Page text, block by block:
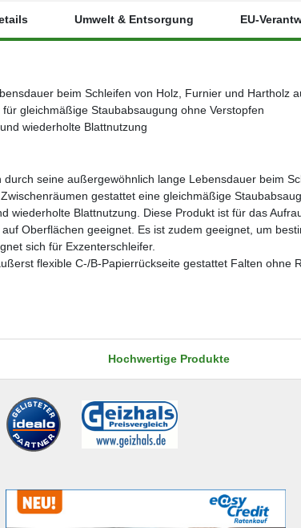
Umwelt & Entsorgung EU-
beim Schleifen von Holz, Furnier und Hartholz
gleichmäßige Staubabsaugung ohne Verstopfen
wiederholte Blattnutzung
seine außergewöhnlich lange Lebensdauer beim
gestattet eine gleichmäßige
wiederholte Blattnutzung. Diese Produkt ist für das
Oberflächen geeignet. Es ist zudem geeignet, um
sich für Exzenterschleifer.
flexible C-/B-Papierrückseite gestattet Falten ohne
Hochwertige Produkte